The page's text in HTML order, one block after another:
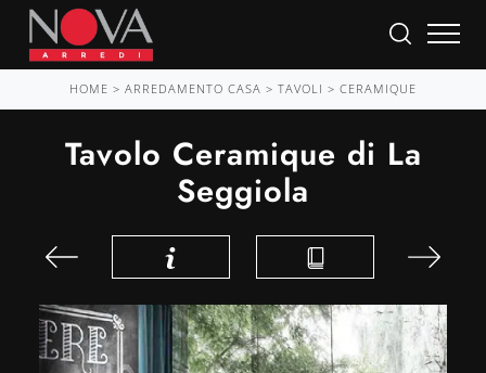
HOME > ARREDAMENTO CASA > TAVOLI > CERAMIQUE
Tavolo Ceramique di La
Seggiola